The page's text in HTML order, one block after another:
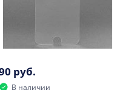
руб.
В наличии